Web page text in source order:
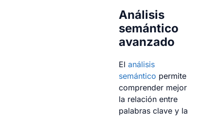
Análisis
semántico
avanzado
El análisis
semántico permite
comprender mejor
la relación entre
palabras clave y la